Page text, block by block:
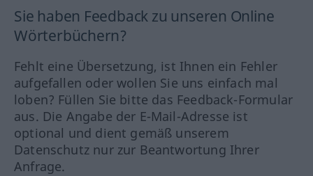
Sie haben Feedback zu unseren Online
Wörterbüchern?
Fehlt eine Übersetzung, ist Ihnen ein Fehler
aufgefallen oder wollen Sie uns einfach mal
loben? Füllen Sie bitte das Feedback-Formular
aus. Die Angabe der E-Mail-Adresse ist
optional und dient gemäß unserem
Datenschutz nur zur Beantwortung Ihrer
Anfrage.